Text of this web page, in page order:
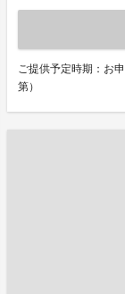
ご提供予定時期：お
第）